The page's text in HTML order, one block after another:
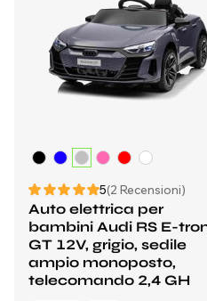
5(2 Recensioni)
Auto elettrica per
bambini Audi RS E-
GT 12V, grigio, sedile
ampio monoposto,
telecomando 2,4 GH